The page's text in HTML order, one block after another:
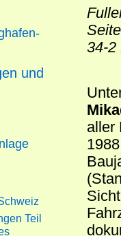
34-2
aller
und
Teil